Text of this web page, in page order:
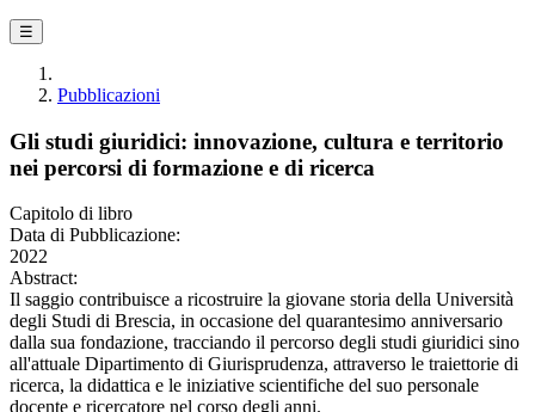
☰
Pubblicazioni
Gli studi giuridici: innovazione, cultura e territorio
nei percorsi di formazione e di ricerca
Capitolo di libro
Data di Pubblicazione:
2022
Abstract:
Il saggio contribuisce a ricostruire la giovane storia della Università
degli Studi di Brescia, in occasione del quarantesimo anniversario
dalla sua fondazione, tracciando il percorso degli studi giuridici sino
all'attuale Dipartimento di Giurisprudenza, attraverso le traiettorie di
ricerca, la didattica e le iniziative scientifiche del suo personale
docente e ricercatore nel corso degli anni.